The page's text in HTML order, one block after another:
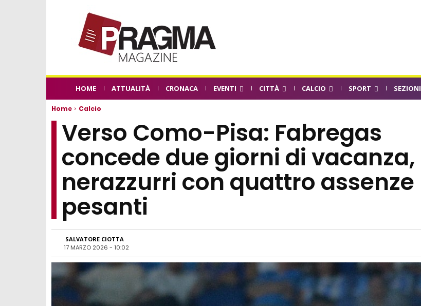
HOME ATTUALITÀ CRONACA EVENTI CITTÀ CALCIO SPORT SEZIONI
Home Calcio
Verso Como-Pisa: Fabregas
concede due giorni di vacanza,
nerazzurri con quattro assenze
pesanti
SALVATORE CIOTTA
17 MARZO 2026 - 10:02